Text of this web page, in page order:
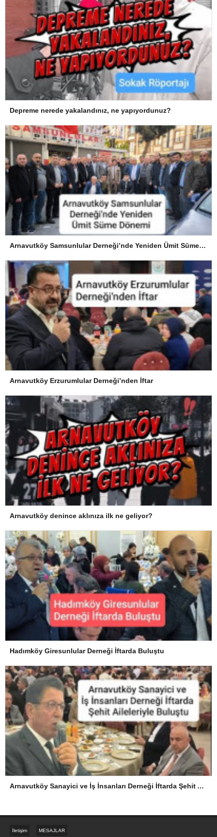
Depreme nerede yakalandınız, ne yapıyordunuz?
Arnavutköy Samsunlular Derneği’nde Yeniden Ümit Süme Dönemi
Arnavutköy Erzurumlular Derneği’nden İftar
Arnavutköy denince aklınıza ilk ne geliyor?
Hadımköy Giresunlular Derneği İftarda Buluştu
Arnavutköy Sanayici ve İş İnsanları Derneği İftarda Şehit Aileleriyle Buluştu
İletişim MESAJLAR